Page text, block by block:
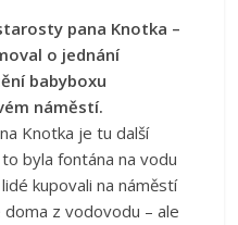
pana Knotka –
o jednání
babyboxu
náměstí.
Knotka je tu další
byla fontána na vodu
kupovali na náměstí
z vodovodu – ale